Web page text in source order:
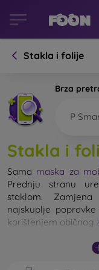
Stakla i folije
Brza
P
Stakla i
Sama maska za
Prednju stranu
staklom.
najskuplje
korištenjem običnog
Nerazbijivo staklo